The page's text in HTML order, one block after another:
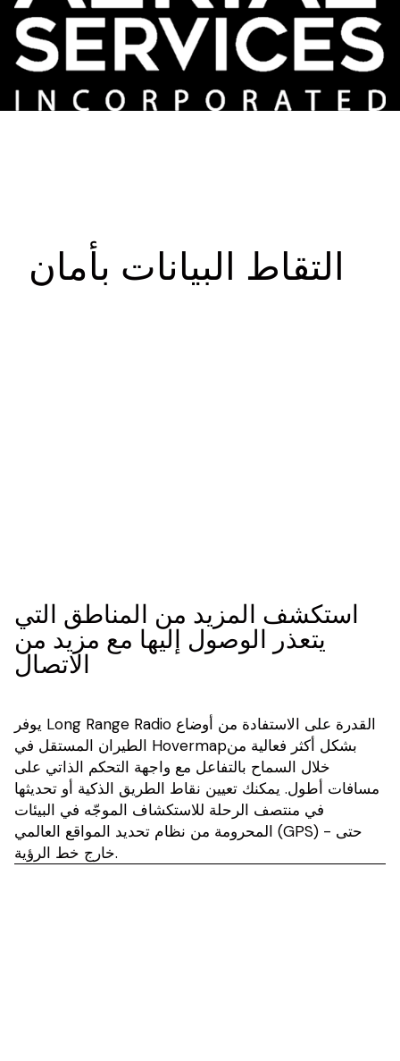
التقاط البيانات بأمان
استكشف المزيد من المناطق التي
يتعذر الوصول إليها مع مزيد من
الاتصال
يوفر Long Range Radio القدرة على الاستفادة من أوضاع
الطيران المستقل في Hovermapبشكل أكثر فعالية من
خلال السماح بالتفاعل مع واجهة التحكم الذاتي على
مسافات أطول. يمكنك تعيين نقاط الطريق الذكية أو تحديثها
في منتصف الرحلة للاستكشاف الموجّه في البيئات
المحرومة من نظام تحديد المواقع العالمي (GPS) - حتى
خارج خط الرؤية.